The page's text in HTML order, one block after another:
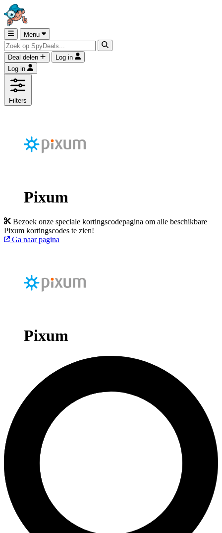
Menu
Deal delen
Log in
Log in
Filters
Pixum
Bezoek onze speciale kortingscodepagina om alle beschikbare
Pixum kortingscodes te zien!
Ga naar pagina
Pixum